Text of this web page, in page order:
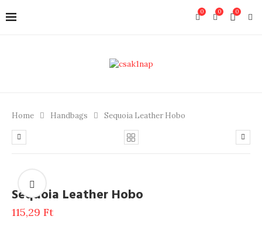
0
0
0
Home Handbags Sequoia Leather Hobo
Sequoia Leather Hobo
115,29 Ft